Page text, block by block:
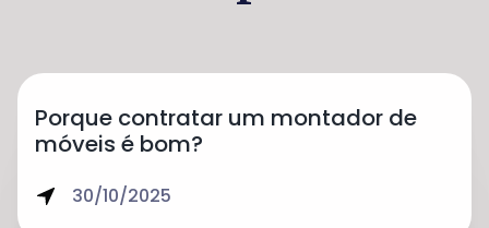
Porque contratar um montador de
móveis é bom?
30/10/2025